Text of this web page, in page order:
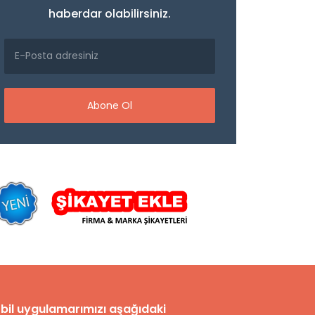
haberdar olabilirsiniz.
Abone Ol
uygulamarımızı aşağıdaki